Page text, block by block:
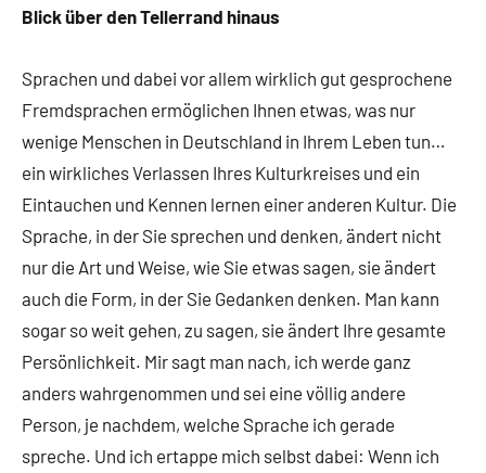
Blick über den Tellerrand hinaus
Sprachen und dabei vor allem wirklich gut gesprochene
Fremdsprachen ermöglichen Ihnen etwas, was nur
wenige Menschen in Deutschland in Ihrem Leben tun…
ein wirkliches Verlassen Ihres Kulturkreises und ein
Eintauchen und Kennen lernen einer anderen Kultur. Die
Sprache, in der Sie sprechen und denken, ändert nicht
nur die Art und Weise, wie Sie etwas sagen, sie ändert
auch die Form, in der Sie Gedanken denken. Man kann
sogar so weit gehen, zu sagen, sie ändert Ihre gesamte
Persönlichkeit. Mir sagt man nach, ich werde ganz
anders wahrgenommen und sei eine völlig andere
Person, je nachdem, welche Sprache ich gerade
spreche. Und ich ertappe mich selbst dabei: Wenn ich